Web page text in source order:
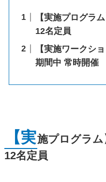
【実施プログラ
12名定員
【実施ワークシ
期間中 常時開催
【実施プログラ
12名定員